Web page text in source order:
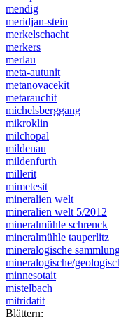
mendig
meridjan-stein
merkelschacht
merkers
merlau
meta-autunit
metanovacekit
metarauchit
michelsberggang
mikroklin
milchopal
mildenau
mildenfurth
millerit
mimetesit
mineralien welt
mineralien welt 5/2012
mineralmühle schrenck
mineralmühle tauperlitz
mineralogische
mineralogische/
minnesotait
mistelbach
mitridatit
Blättern: